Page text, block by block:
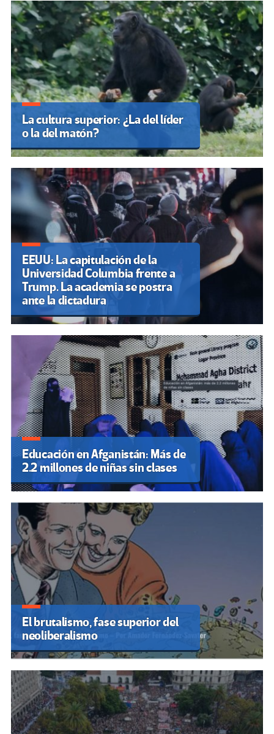
La cultura superior: ¿La del líder
o la del matón?
EEUU: La capitulación de la
Universidad Columbia frente a
Trump. La academia se postra
ante la dictadura
Educación en Afganistán: Más de
2.2 millones de niñas sin clases
El brutalismo, fase superior del
neoliberalismo